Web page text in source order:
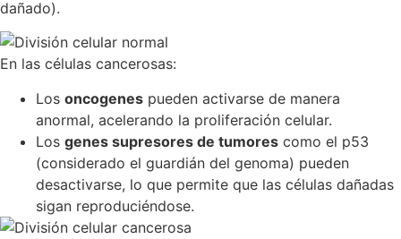
dañado).
En las células cancerosas:
Los oncogenes pueden activarse de manera
anormal, acelerando la proliferación celular.
Los genes supresores de tumores como el p53
(considerado el guardián del genoma) pueden
desactivarse, lo que permite que las células dañadas
sigan reproduciéndose.